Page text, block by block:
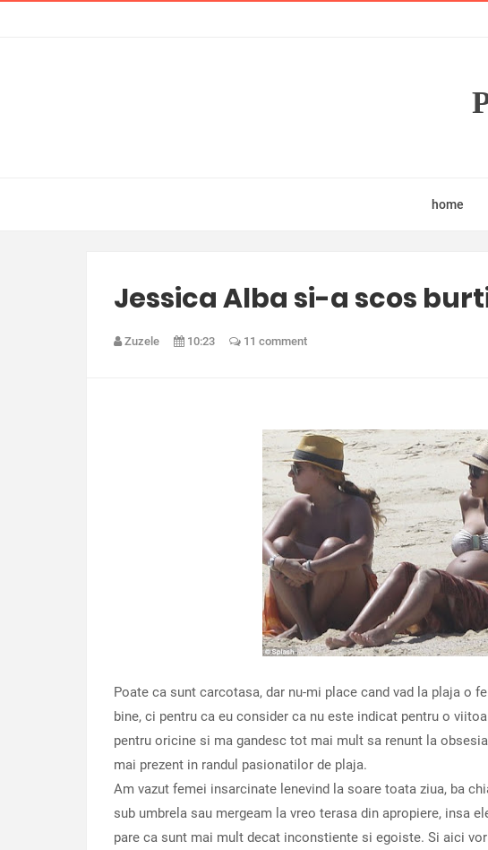
home
Jessica Alba si-a scos
Zuzele 10:23 11 comment
Poate ca sunt carcotasa, dar nu-mi place cand vad la plaja o
bine, ci pentru ca eu consider ca nu este indicat pentru o
pentru oricine si ma gandesc tot mai mult sa renunt la
mai prezent in randul pasionatilor de plaja.
Am vazut femei insarcinate lenevind la soare toata ziua, ba
sub umbrela sau mergeam la vreo terasa din apropiere, insa
pare ca sunt mai mult decat inconstiente si egoiste. Si aici